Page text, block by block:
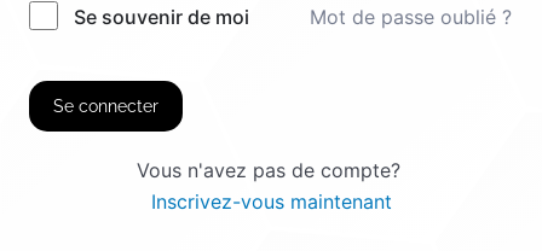
Se souvenir de moi
Mot de passe oublié ?
Se connecter
Vous n'avez pas de compte?
Inscrivez-vous maintenant